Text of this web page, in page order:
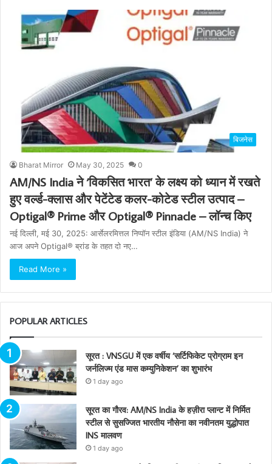
बिजनेस
Bharat Mirror May 30, 2025 0
AM/NS India ने ‘विकसित भारत’ के लक्ष्य को ध्यान में रखते
हुए वर्ल्ड-क्लास और पेटेंटेड कलर-कोटेड स्टील उत्पाद –
Optigal® Prime और Optigal® Pinnacle – लॉन्च किए
नई दिल्ली, मई 30, 2025: आर्सेलरमित्तल निप्पॉन स्टील इंडिया (AM/NS India) ने
आज अपने Optigal® ब्रांड के तहत दो नए…
Read More »
POPULAR ARTICLES
सूरत : VNSGU में एक वर्षीय ‘सर्टिफिकेट प्रोग्राम इन
जर्नलिज्म एंड मास कम्युनिकेशन’ का शुभारंभ
1 day ago
सूरत का गौरव: AM/NS India के हज़ीरा प्लान्ट में निर्मित
स्टील से सुसज्जित भारतीय नौसेना का नवीनतम युद्धोपात
INS मालवण
1 day ago